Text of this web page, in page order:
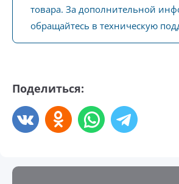
товара. За дополнительной
обращайтесь в техническую
Поделиться: